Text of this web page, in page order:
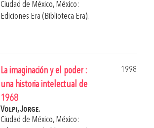
Ciudad de México, México:
Ediciones Era (Biblioteca Era).
La imaginación y el poder :
una historia intelectual de
1968
1998
Volpi, Jorge.
Ciudad de México, México: